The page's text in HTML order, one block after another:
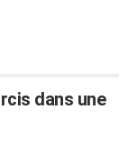
dans une